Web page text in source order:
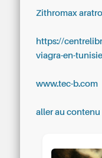
Zithromax
https://
viagra-en-
www.tec-b.com
aller au contenu